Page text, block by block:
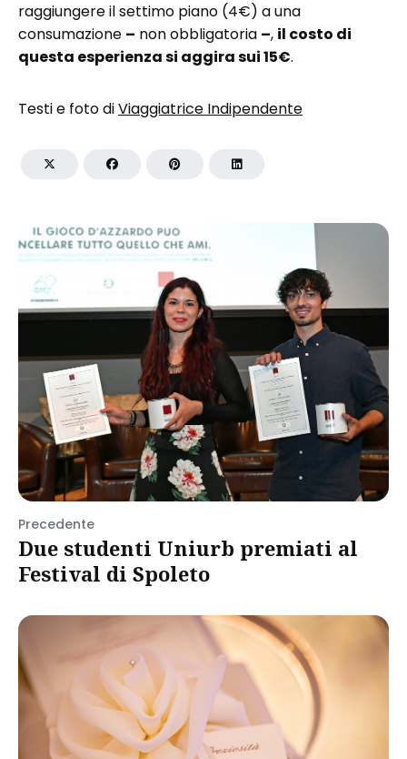
raggiungere il settimo piano (4€) a una
consumazione – non obbligatoria –, il costo di
questa esperienza si aggira sui 15€.
Testi e foto diViaggiatrice Indipendente
Precedente
Due studenti Uniurb premiati al
Festival di Spoleto